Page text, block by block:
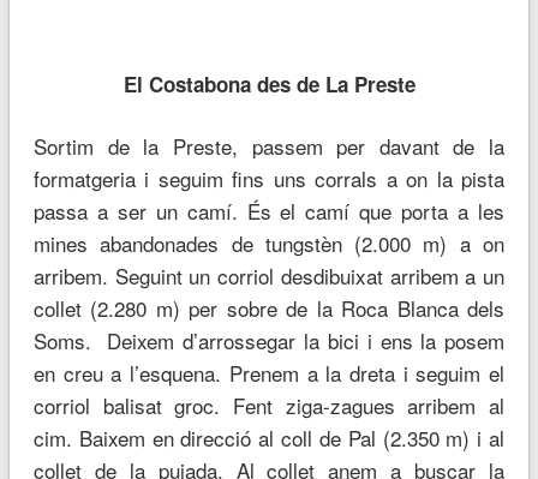
El Costabona des de La Preste
Sortim de la Preste, passem per davant de la
formatgeria i seguim fins uns corrals a on la pista
passa a ser un camí. És el camí que porta a les
mines abandonades de tungstèn (2.000 m) a on
arribem. Seguint un corriol desdibuixat arribem a un
collet (2.280 m) per sobre de la Roca Blanca dels
Soms. Deixem d’arrossegar la bici i ens la posem
en creu a l’esquena. Prenem a la dreta i seguim el
corriol balisat groc. Fent ziga-zagues arribem al
cim. Baixem en direcció al coll de Pal (2.350 m) i al
collet de la pujada. Al collet anem a buscar la